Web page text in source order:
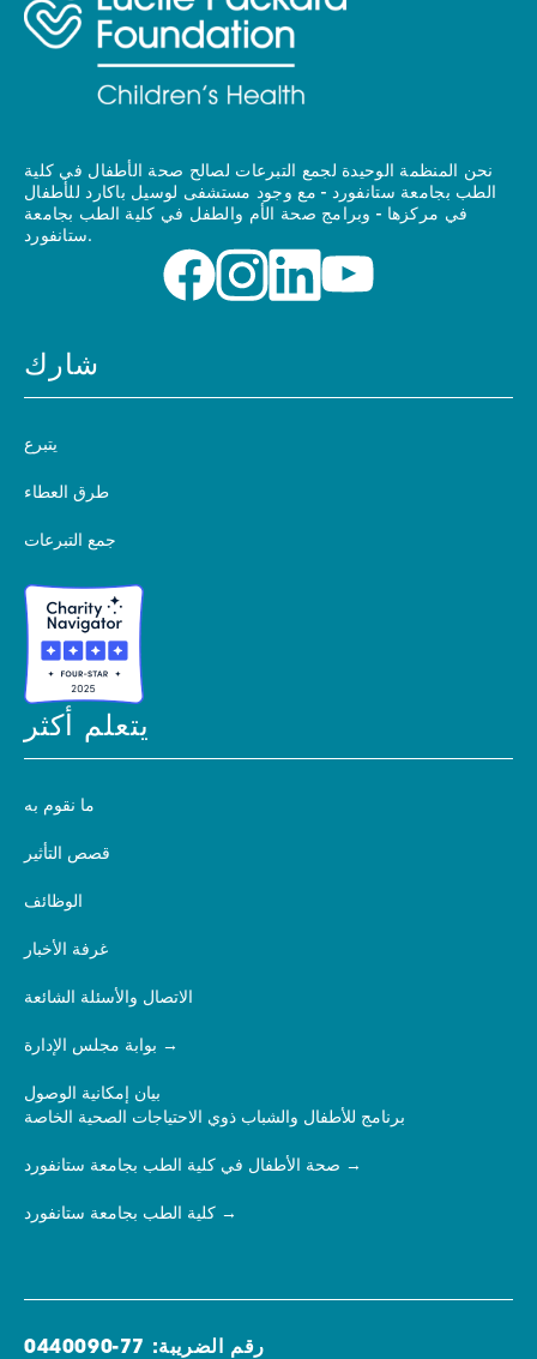
نحن المنظمة الوحيدة لجمع التبرعات لصالح صحة الأطفال في كلية
الطب بجامعة ستانفورد - مع وجود مستشفى لوسيل باكارد للأطفال
في مركزها - وبرامج صحة الأم والطفل في كلية الطب بجامعة
ستانفورد.
شارك
يتبرع
طرق العطاء
جمع التبرعات
يتعلم أكثر
ما نقوم به
قصص التأثير
الوظائف
غرفة الأخبار
الاتصال والأسئلة الشائعة
بوابة مجلس الإدارة
بيان إمكانية الوصول
برنامج للأطفال والشباب ذوي الاحتياجات الصحية الخاصة
صحة الأطفال في كلية الطب بجامعة ستانفورد
كلية الطب بجامعة ستانفورد
رقم الضريبة: 77-0440090